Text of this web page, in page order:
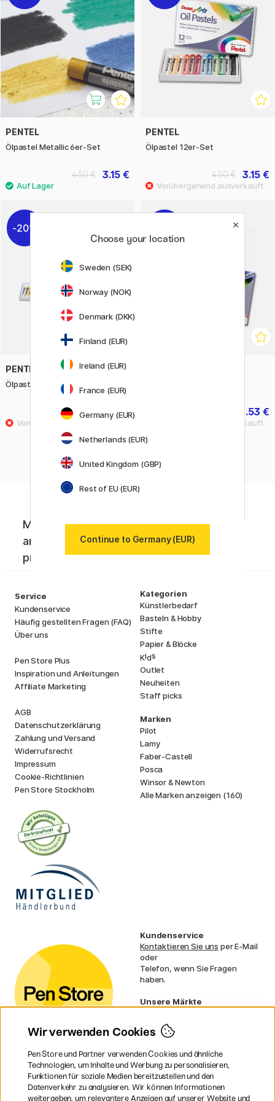
PENTEL
Ölpastel Metallic 6er-Set
3.15 €
4.50 €
PENTEL
Ölpastel 12er-Set
3.15 €
4.50 €
20%
PENTEL
Ölpastel 25er-Set
7.12 €
8.90 € 12.53 €
Melde dich für Newsletter von Pen Store
an. Erhalte die aktuellsten News und
profitiere von tollen Angeboten!
Service
Kundenservice
Häufig gestellten Fragen (FAQ)
Über uns
Pen Store Plus
Inspiration und Anleitungen
Affiliate Marketing
AGB
Datenschutzerklärung
Zahlung und Versand
Widerrufsrecht
Impressum
Cookie-Richtlinien
Pen Store Stockholm
Kategorien
Künstlerbedarf
Basteln & Hobby
Stifte
Papier & Blöcke
Kids
Outlet
Neuheiten
Staff picks
Marken
Pilot
Lamy
Faber-Castell
Posca
Winsor & Newton
Alle Marken anzeigen (160)
Kundenservice
Kontaktieren Sie uns per E-Mail
oder
Telefon, wenn Sie Fragen
haben.
Unsere Märkte
Norwegen
Dänemark
Frankreich
Irland
Niederlande
UK
Choose your location
Sweden (SEK)
Norway (NOK)
Denmark (DKK)
Finland (EUR)
Ireland (EUR)
France (EUR)
Germany (EUR)
Netherlands (EUR)
United Kingdom (GBP)
Rest of EU (EUR)
Continue to Germany (EUR)
Wir verwenden Cookies
Pen Store und Partner verwenden Cookies und ähnliche
Technologien, um Inhalte und Werbung zu personalisieren,
Funktionen für soziale Medien bereitzustellen und den
Datenverkehr zu analysieren. Wir können Informationen
weitergeben, um relevantere Anzeigen auf unserer Website und